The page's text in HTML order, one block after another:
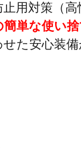
止用対策（
簡単な使い
た安心装備